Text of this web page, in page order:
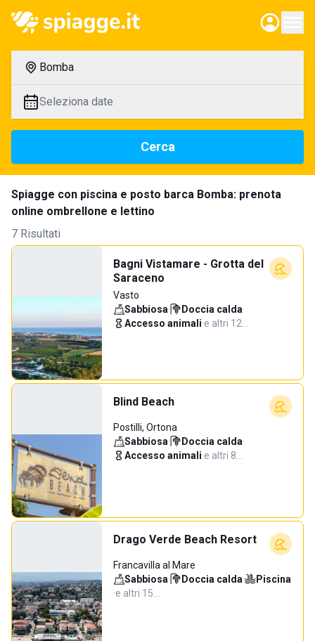
Bomba
Seleziona date
Cerca
Spiagge con piscina e posto barca Bomba: prenota
online ombrellone e lettino
7 Risultati
Bagni Vistamare - Grotta del
Saraceno
Vasto
Sabbiosa· Doccia calda·
Accesso animali·e altri 12…
Blind Beach
Postilli, Ortona
Sabbiosa· Doccia calda·
Accesso animali·e altri 8…
Drago Verde Beach Resort
Francavilla al Mare
Sabbiosa· Doccia calda·
Piscina
·e altri 15…